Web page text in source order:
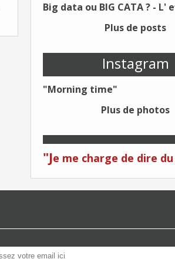
Plus de posts
Instagram
"Morning time"
Plus de photos
"Je me charge de dire du mal de moi... Quand on me